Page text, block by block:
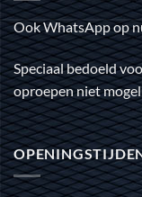
Ook WhatsApp op
Speciaal bedoeld
oproepen niet